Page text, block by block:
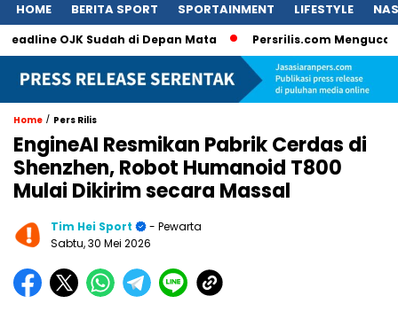
HOME BERITA SPORT SPORTAINMENT LIFESTYLE
Sudah di Depan Mata Persrilis.com Mengucapkan
Home / Pers Rilis
EngineAI Resmikan Pabrik Cerdas di
Shenzhen, Robot Humanoid T800
Mulai Dikirim secara Massal
Tim Hei Sport
- Pewarta
Sabtu, 30 Mei 2026